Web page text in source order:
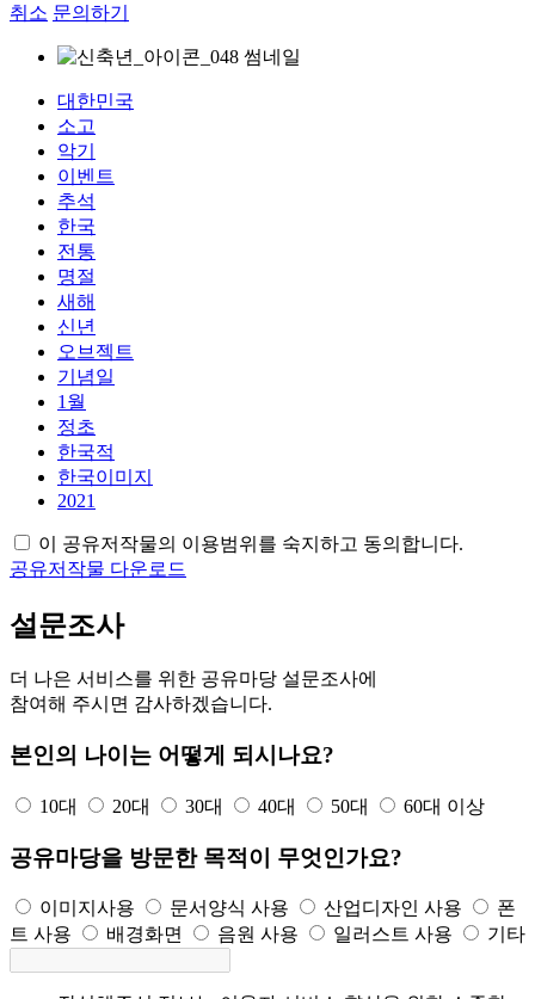
취소 문의하기
대한민국
소고
악기
이벤트
추석
한국
전통
명절
새해
신년
오브젝트
기념일
1월
정초
한국적
한국이미지
2021
이 공유저작물의 이용범위를 숙지하고 동의합니다.
공유저작물 다운로드
설문조사
더 나은 서비스를 위한 공유마당 설문조사에
참여해 주시면 감사하겠습니다.
본인의 나이는 어떻게 되시나요?
10대 20대 30대 40대 50대 60대 이상
공유마당을 방문한 목적이 무엇인가요?
이미지사용 문서양식 사용 산업디자인 사용
폰
트 사용
배경화면 음원 사용 일러스트 사용 기타